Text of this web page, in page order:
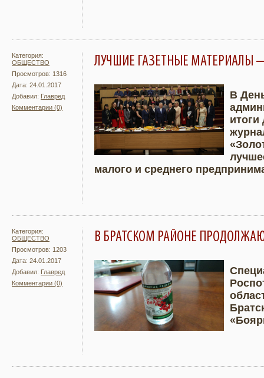
Категория:
ОБЩЕСТВО
Просмотров: 1316
Дата: 24.01.2017
Добавил: Главред
Комментарии (0)
ЛУЧШИЕ ГАЗЕТНЫЕ МАТЕРИАЛЫ
Подробнее
В
итоги
малого и среднего
Категория:
ОБЩЕСТВО
Просмотров: 1203
Дата: 24.01.2017
Добавил: Главред
Комментарии (0)
В БРАТСКОМ РАЙОНЕ
Подробнее